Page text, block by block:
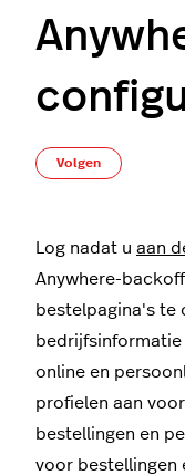
Volgen
Log nadat u aan
Anywhere-
bestelpagina's te
bedrijfsinformatie
online en
profielen aan
bestellingen en
voor bestellingen